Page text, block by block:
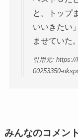
と。トップ
いいきたい
ませていた。
引用元:
00253350-
みんなのコメント